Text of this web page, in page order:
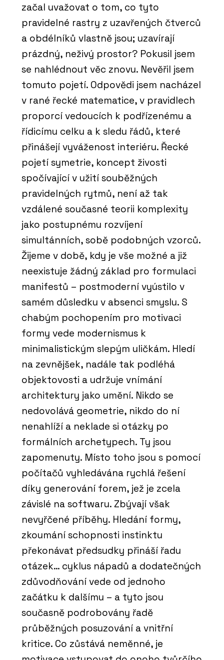
začal uvažovat o tom, co tyto
pravidelné rastry z uzavřených čtverců
a obdélníků vlastně jsou; uzavírají
prázdný, neživý prostor? Pokusil jsem
se nahlédnout věc znovu. Nevěřil jsem
tomuto pojetí. Odpovědi jsem nacházel
v rané řecké matematice, v pravidlech
proporcí vedoucích k podřízenému a
řídicímu celku a k sledu řádů, které
přinášejí vyváženost interiéru. Řecké
pojetí symetrie, koncept živosti
spočívající v užití souběžných
pravidelných rytmů, není až tak
vzdálené současné teorii komplexity
jako postupnému rozvíjení
simultánních, sobě podobných vzorců.
Žijeme v době, kdy je vše možné a již
neexistuje žádný základ pro formulaci
manifestů – postmoderní vyústilo v
samém důsledku v absenci smyslu. S
chabým pochopením pro motivaci
formy vede modernismus k
minimalistickým slepým uličkám. Hledí
na zevnějšek, nadále tak podléhá
objektovosti a udržuje vnímání
architektury jako umění. Nikdo se
nedovolává geometrie, nikdo do ní
nenahlíží a neklade si otázky po
formálních archetypech. Ty jsou
zapomenuty. Místo toho jsou s pomocí
počítačů vyhledávána rychlá řešení
díky generování forem, jež je zcela
závislé na softwaru. Zbývají však
nevyřčené příběhy. Hledání formy,
zkoumání schopnosti instinktu
překonávat předsudky přináší řadu
otázek… cyklus nápadů a dodatečných
zdůvodňování vede od jednoho
začátku k dalšímu – a tyto jsou
současně podrobovány řadě
průběžných posuzování a vnitřní
kritice. Co zůstává neměnné, je